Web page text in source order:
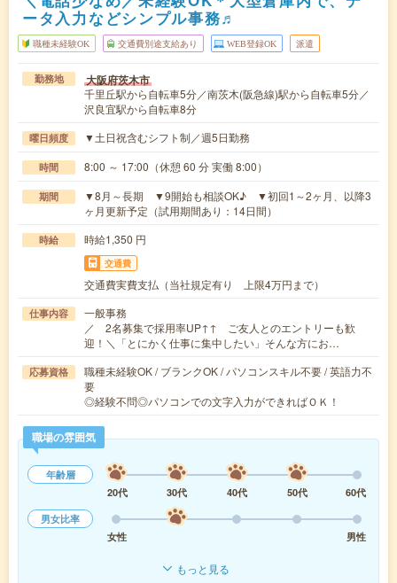
ータ入力などシンプル事務♬
職種未経験OK 交通費別途支給あり WEB登録OK 派遣
勤務地 大阪府茨木市
千里丘駅から自転車5分／南茨木(阪急線)駅から自転車5分／
沢良宜駅から自転車8分
曜日頻度 ▼土日祝含むシフト制／週5日勤務
時間 8:00 ～ 17:00（休憩 60 分 実働 8:00）
期間
▼8月～長期 ▼9開始も相談OK♪ ▼初回1～2ヶ月、以降3
ヶ月更新予定（試用期間あり：14日間）
時給 時給1,350 円
交通費
交通費実費支払（当社規定有り 上限4万円まで）
仕事内容
一般事務
／ 2名募集で採用率UP↑↑ ご友人とのエントリーも歓
迎！＼「とにかく仕事に集中したい」そんな方にお…
応募資格
職種未経験OK / ブランクOK / パソコンスキル不要 / 英語力不
要
◎経験不問◎パソコンでの文字入力ができればＯＫ！
職場の雰囲気
年齢層
20代
30代 40代 50代
60代
男女比率
女性
男性
もっと見る